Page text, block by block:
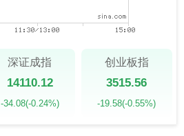
深证成指
14110.12
-34.08(-0.24%)
创业板指
3515.56
-19.58(-0.55%)